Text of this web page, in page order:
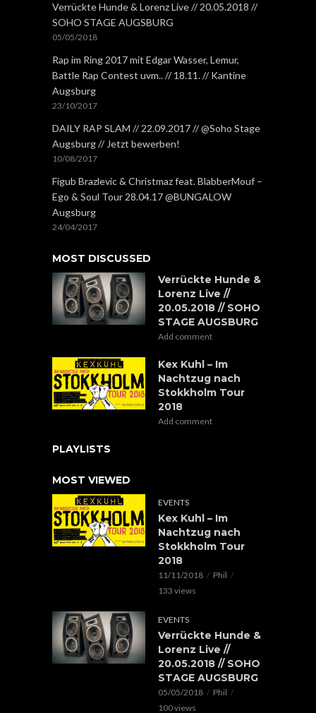
Verrückte Hunde & Lorenz Live // 20.05.2018 //
SOHO STAGE AUGSBURG
05/05/2018
Rap im Ring 2017 mit Edgar Wasser, Lemur,
Battle Rap Contest uvm.. // 18.11. // Kantine
Augsburg
23/10/2017
DAILY RAP SLAM // 22.09.2017 // @Soho Stage
Augsburg // Jetzt bewerben!
10/08/2017
Figub Brazlevic & Christmaz feat. BlabberMouf –
Ego & Soul Tour 28.04.17 @BUNGALOW
Augsburg
24/04/2017
MOST DISCUSSED
Verrückte Hunde &
Lorenz Live //
20.05.2018 // SOHO
STAGE AUGSBURG
Add comment
Kex Kuhl – Im
Nachtzug nach
Stokkholm Tour
2018
Add comment
PLAYLISTS
MOST VIEWED
EVENTS
Kex Kuhl – Im
Nachtzug nach
Stokkholm Tour
2018
11/11/2018
Phil
133 views
EVENTS
Verrückte Hunde &
Lorenz Live //
20.05.2018 // SOHO
STAGE AUGSBURG
05/05/2018
Phil
100 views